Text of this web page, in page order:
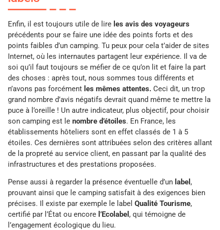
Enfin, il est toujours utile de lire les avis des voyageurs
précédents pour se faire une idée des points forts et des
points faibles d’un camping. Tu peux pour cela t’aider de sites
Internet, où les internautes partagent leur expérience. Il va de
soi qu’il faut toujours se méfier de ce qu’on lit et faire la part
des choses : après tout, nous sommes tous différents et
n’avons pas forcément les mêmes attentes. Ceci dit, un trop
grand nombre d’avis négatifs devrait quand même te mettre la
puce à l’oreille ! Un autre indicateur, plus objectif, pour choisir
son camping est le nombre d’étoiles. En France, les
établissements hôteliers sont en effet classés de 1 à 5
étoiles. Ces dernières sont attribuées selon des critères allant
de la propreté au service client, en passant par la qualité des
infrastructures et des prestations proposées.
Pense aussi à regarder la présence éventuelle d’un label ,
prouvant ainsi que le camping satisfait à des exigences bien
précises. Il existe par exemple le label Qualité Tourisme,
certifié par l’État ou encore l’Ecolabel , qui témoigne de
l’engagement écologique du lieu.